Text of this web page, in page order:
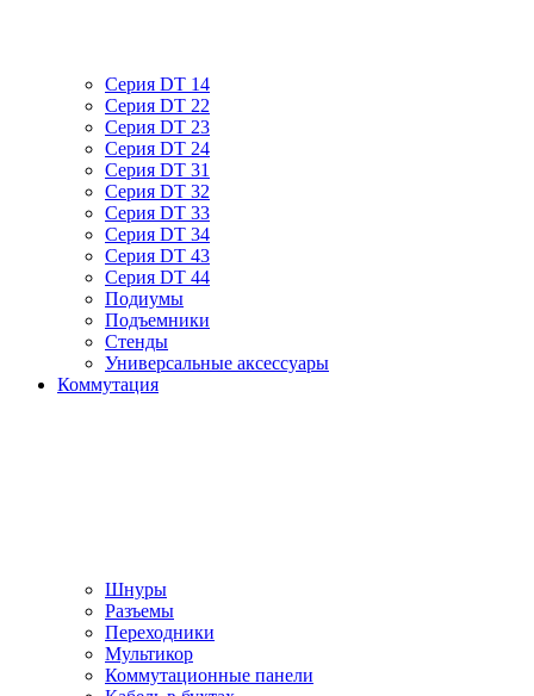
Серия DT 14
Серия DT 22
Серия DT 23
Серия DT 24
Серия DT 31
Серия DT 32
Серия DT 33
Серия DT 34
Серия DT 43
Серия DT 44
Подиумы
Подъемники
Стенды
Универсальные аксессуары
Коммутация
Шнуры
Разъемы
Переходники
Мультикор
Коммутационные панели